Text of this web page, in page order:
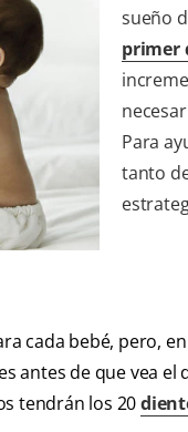
sueño
primer
Para
tanto
cada bebé, pero,
antes de que vea
tendrán los 20